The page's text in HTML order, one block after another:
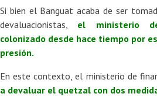
Si bien el Banguat acaba de ser
devaluacionistas, el ministerio
colonizado desde hace tiempo por
presión.
En este contexto, el ministerio de
a devaluar el quetzal con dos